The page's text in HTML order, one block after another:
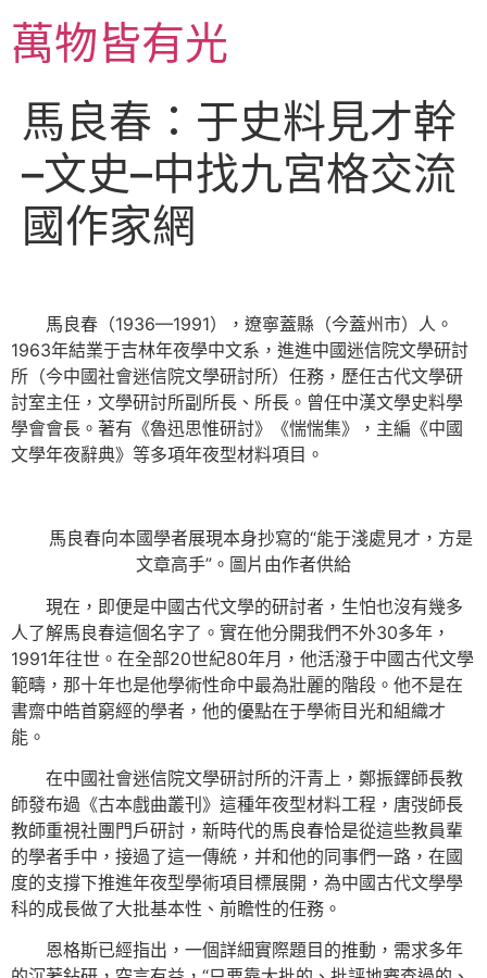
主萬物皆有光
馬良春：于史料見才幹
–文史–中找九宮格交流
國作家網
馬良春（1936—1991），遼寧蓋縣（今蓋州市）人。
1963年結業于吉林年夜學中文系，進進中國迷信院文學研討
所（今中國社會迷信院文學研討所）任務，歷任古代文學研
討室主任，文學研討所副所長、所長。曾任中漢文學史料學
學會會長。著有《魯迅思惟研討》《惴惴集》，主編《中國
文學年夜辭典》等多項年夜型材料項目。
馬良春向本國學者展現本身抄寫的“能于淺處見才，方是
文章高手”。圖片由作者供給
現在，即便是中國古代文學的研討者，生怕也沒有幾多
人了解馬良春這個名字了。實在他分開我們不外30多年，
1991年往世。在全部20世紀80年月，他活潑于中國古代文學
範疇，那十年也是他學術性命中最為壯麗的階段。他不是在
書齋中皓首窮經的學者，他的優點在于學術目光和組織才
能。
在中國社會迷信院文學研討所的汗青上，鄭振鐸師長教
師發布過《古本戲曲叢刊》這種年夜型材料工程，唐弢師長
教師重視社團門戶研討，新時代的馬良春恰是從這些教員輩
的學者手中，接過了這一傳統，并和他的同事們一路，在國
度的支撐下推進年夜型學術項目標展開，為中國古代文學學
科的成長做了大批基本性、前瞻性的任務。
恩格斯已經指出，一個詳細實際題目的推動，需求多年